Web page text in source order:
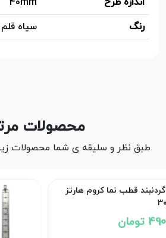
رنگ
سیاه قلم
محصولات
طبق نظر و سلیقه ی شما محصولات زیر
هارتز پلاک
390,000 تومان